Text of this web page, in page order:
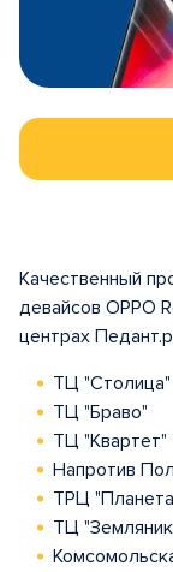
Качественный
девайсов OPPO
центрах
ТЦ "Столица"
ТЦ "Браво"
ТЦ "Квартет"
Напротив
ТРЦ
ТЦ